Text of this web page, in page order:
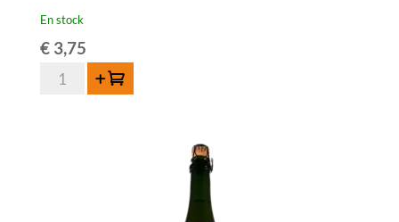
En stock
€3,75
quantité
Ajouter au panier